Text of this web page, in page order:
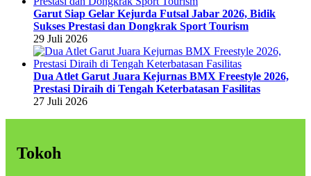
Garut Siap Gelar Kejurda Futsal Jabar 2026, Bidik
Sukses Prestasi dan Dongkrak Sport Tourism
29 Juli 2026
Dua Atlet Garut Juara Kejurnas BMX Freestyle 2026,
Prestasi Diraih di Tengah Keterbatasan Fasilitas
27 Juli 2026
Tokoh